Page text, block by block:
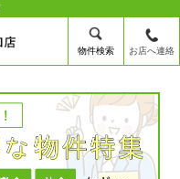
物件検索 お店へ連絡